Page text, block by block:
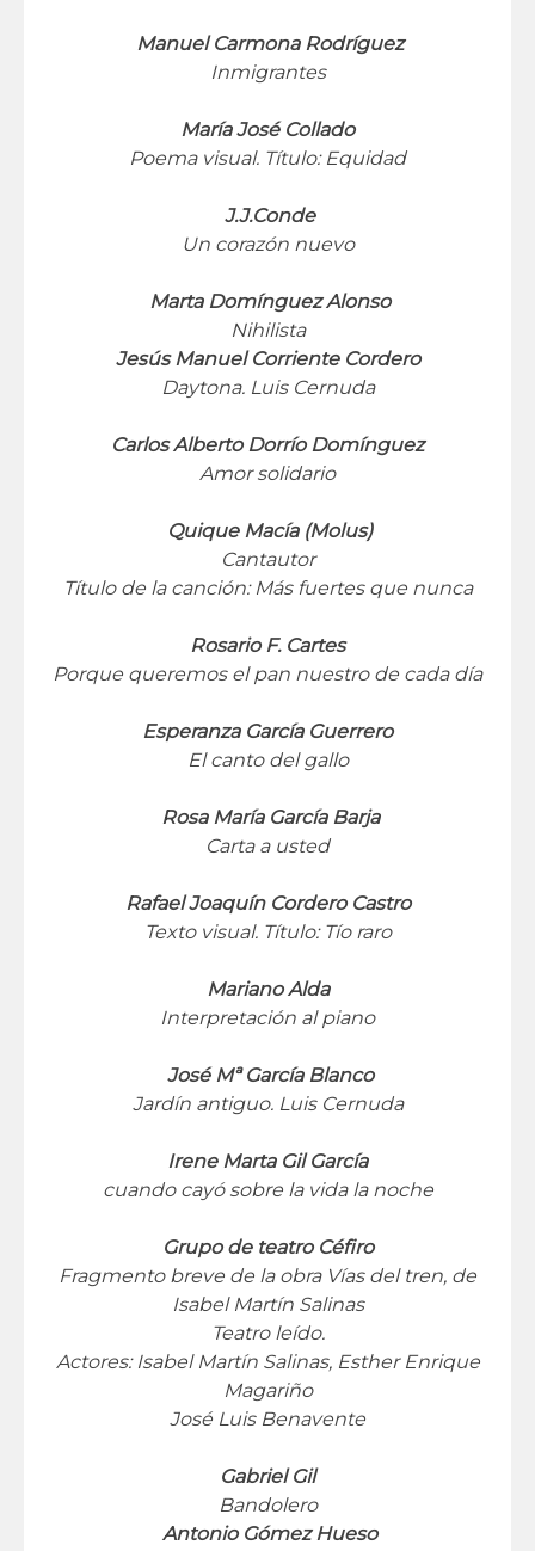
Manuel Carmona Rodríguez
Inmigrantes
María José Collado
Poema visual. Título: Equidad
J.J.Conde
Un corazón nuevo
Marta Domínguez Alonso
Nihilista
Jesús Manuel Corriente Cordero
Daytona. Luis Cernuda
Carlos Alberto Dorrío Domínguez
Amor solidario
Quique Macía (Molus)
Cantautor
Título de la canción: Más fuertes que nunca
Rosario F. Cartes
Porque queremos el pan nuestro de cada día
Esperanza García Guerrero
El canto del gallo
Rosa María García Barja
Carta a usted
Rafael Joaquín Cordero Castro
Texto visual. Título: Tío raro
Mariano Alda
Interpretación al piano
José Mª García Blanco
Jardín antiguo. Luis Cernuda
Irene Marta Gil García
cuando cayó sobre la vida la noche
Grupo de teatro Céfiro
Fragmento breve de la obra Vías del tren, de
Isabel Martín Salinas
Teatro leído.
Actores: Isabel Martín Salinas, Esther Enrique
Magariño
José Luis Benavente
Gabriel Gil
Bandolero
Antonio Gómez Hueso